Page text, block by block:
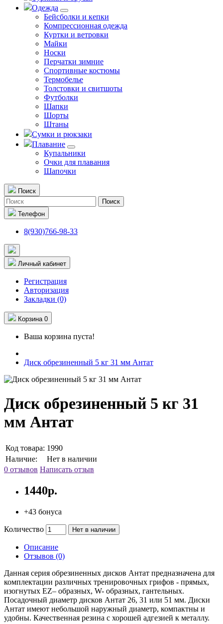
Одежда
Бейсболки и кепки
Компрессионная одежда
Куртки и ветровки
Майки
Носки
Перчатки зимние
Спортивные костюмы
Термобелье
Толстовки и свитшоты
Футболки
Шапки
Шорты
Штаны
Сумки и рюкзаки
Плавание
Купальники
Очки для плавания
Шапочки
Поиск
Поиск
Телефон
8(930)766-98-33
Личный кабинет
Регистрация
Авторизация
Закладки (0)
Корзина 0
Ваша корзина пуста!
Диск обрезиненный 5 кг 31 мм Антат
Диск обрезиненный 5 кг 31
мм Антат
Код товара: 1990
Наличие:
Нет в наличии
0 отзывов Написать отзыв
1440р.
+43 бонуса
Количество Нет в наличии
Описание
Отзывов (0)
Данная серия обрезиненных дисков Антат предназначена для
комплектации различных тренировочных грифов - прямых,
изогнутых EZ– образных, W- образных, гантельных.
Посадочный диаметр дисков Антат 26, 31 или 51 мм. Диски
Антат имеют небольшой наружный диаметр, компактны и
удобны. Качественная резина с хорошей адгезией к металлу.